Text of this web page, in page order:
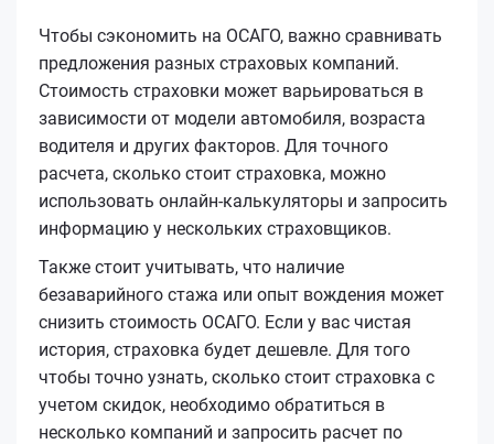
Чтобы сэкономить на ОСАГО, важно сравнивать
предложения разных страховых компаний.
Стоимость страховки может варьироваться в
зависимости от модели автомобиля, возраста
водителя и других факторов. Для точного
расчета, сколько стоит страховка, можно
использовать онлайн-калькуляторы и запросить
информацию у нескольких страховщиков.
Также стоит учитывать, что наличие
безаварийного стажа или опыт вождения может
снизить стоимость ОСАГО. Если у вас чистая
история, страховка будет дешевле. Для того
чтобы точно узнать, сколько стоит страховка с
учетом скидок, необходимо обратиться в
несколько компаний и запросить расчет по